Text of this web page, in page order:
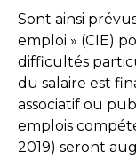
Sont ainsi
emploi » (CIE)
difficultés
du salaire est
associatif ou
emplois
2019) seront